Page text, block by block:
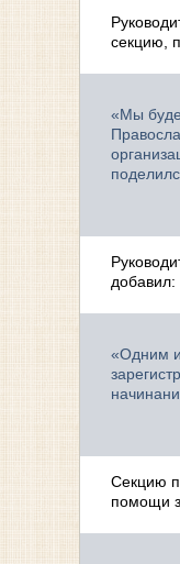
секцию,
«Мы
добавил:
«Одним
Секцию
помощи